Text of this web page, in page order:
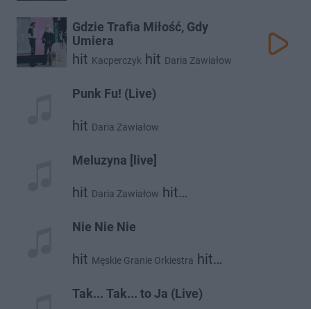
Gdzie Trafia Miłość, Gdy
Umiera
hit Kacperczyk hit Daria Zawiałow
Punk Fu! (Live)
hit Daria Zawiałow
Meluzyna [live]
hit Daria Zawiałow hit
Męskie Granie Orkiestra 2018
Nie Nie Nie
hit Męskie Granie Orkiestra hit
Kacperczyk
Tak... Tak... to Ja (Live)